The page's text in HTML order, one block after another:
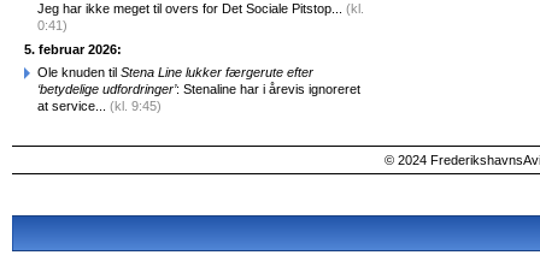
Jeg har ikke meget til overs for Det Sociale Pitstop... (kl.
0:41)
5. februar 2026:
Ole knuden til Stena Line lukker færgerute efter
‘betydelige udfordringer’: Stenaline har i årevis ignoreret
at service... (kl. 9:45)
© 2024